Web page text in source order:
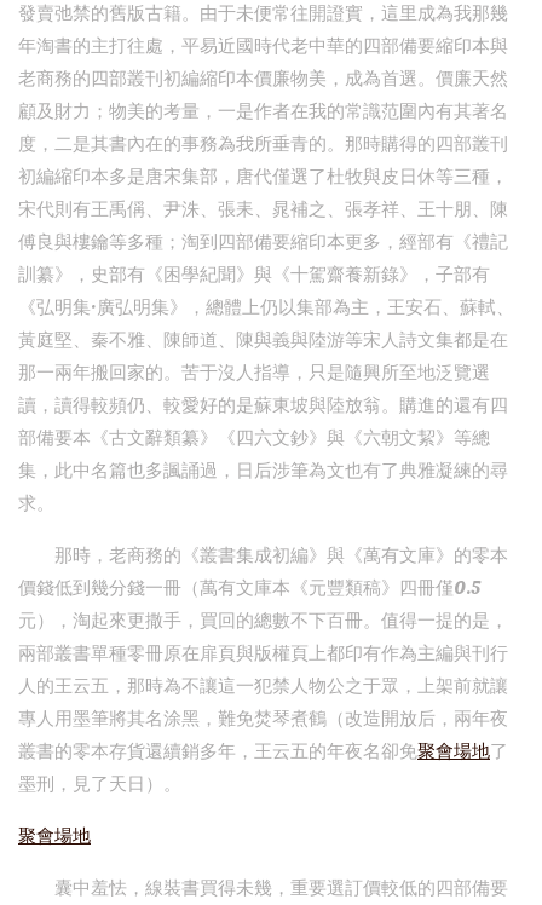
發賣弛禁的舊版古籍。由于未便常往開證實，這里成為我那幾
年淘書的主打往處，平易近國時代老中華的四部備要縮印本與
老商務的四部叢刊初編縮印本價廉物美，成為首選。價廉天然
顧及財力；物美的考量，一是作者在我的常識范圍內有其著名
度，二是其書內在的事務為我所垂青的。那時購得的四部叢刊
初編縮印本多是唐宋集部，唐代僅選了杜牧與皮日休等三種，
宋代則有王禹偁、尹洙、張耒、晁補之、張孝祥、王十朋、陳
傅良與樓鑰等多種；淘到四部備要縮印本更多，經部有《禮記
訓纂》，史部有《困學紀聞》與《十駕齋養新錄》，子部有
《弘明集·廣弘明集》，總體上仍以集部為主，王安石、蘇軾、
黃庭堅、秦不雅、陳師道、陳與義與陸游等宋人詩文集都是在
那一兩年搬回家的。苦于沒人指導，只是隨興所至地泛覽選
讀，讀得較頻仍、較愛好的是蘇東坡與陸放翁。購進的還有四
部備要本《古文辭類纂》《四六文鈔》與《六朝文絜》等總
集，此中名篇也多諷誦過，日后涉筆為文也有了典雅凝練的尋
求。
那時，老商務的《叢書集成初編》與《萬有文庫》的零本
價錢低到幾分錢一冊（萬有文庫本《元豐類稿》四冊僅0.5
元），淘起來更撒手，買回的總數不下百冊。值得一提的是，
兩部叢書單種零冊原在扉頁與版權頁上都印有作為主編與刊行
人的王云五，那時為不讓這一犯禁人物公之于眾，上架前就讓
專人用墨筆將其名涂黑，難免焚琴煮鶴（改造開放后，兩年夜
叢書的零本存貨還續銷多年，王云五的年夜名卻免聚會場地了
墨刑，見了天日）。
聚會場地
囊中羞怯，線裝書買得未幾，重要選訂價較低的四部備要